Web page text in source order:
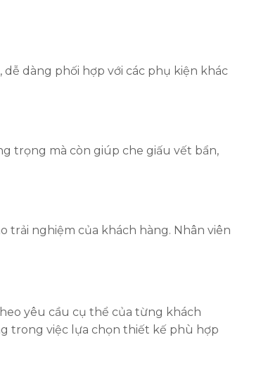
dàng phối hợp với các phụ kiện khác
trọng mà còn giúp che giấu vết bẩn,
trải nghiệm của khách hàng. Nhân viên
yêu cầu cụ thể của từng khách
trong việc lựa chọn thiết kế phù hợp